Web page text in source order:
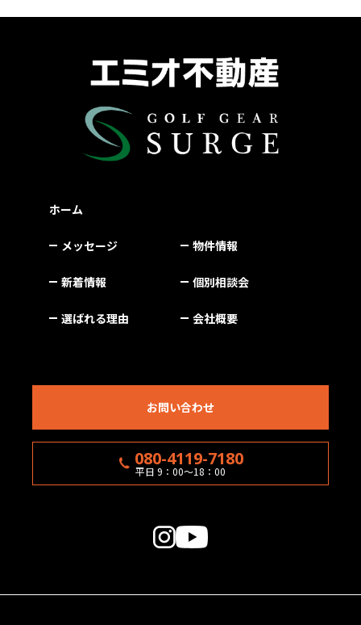
ホーム
メッセージ
新着情報
選ばれる理由
物件情報
個別相談会
会社概要
お問い合わせ
080-4119-7180
平日 9：00〜18：00